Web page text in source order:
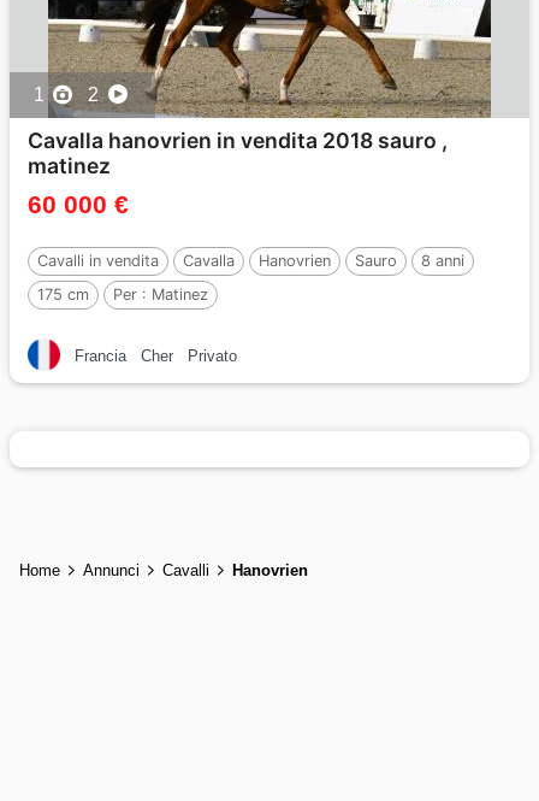
1 2
Cavalla hanovrien in vendita 2018 sauro ,
matinez
60 000 €
Cavalli in vendita Cavalla Hanovrien Sauro
8 anni
175 cm
Per : Matinez
Francia Cher Privato
Home Annunci Cavalli Hanovrien